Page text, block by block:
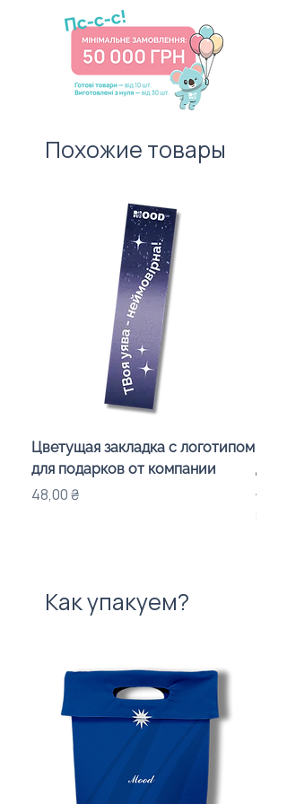
адресату. І не забудьте про
листівку — важливий атрибут
першого враження!
100 штук без врахування
вартості нанесення.
Похожие товары
Цветущая закладка с логотипом
для подарков от компании
Цена
48,00 ₴
для
Цена
Как упакуем?